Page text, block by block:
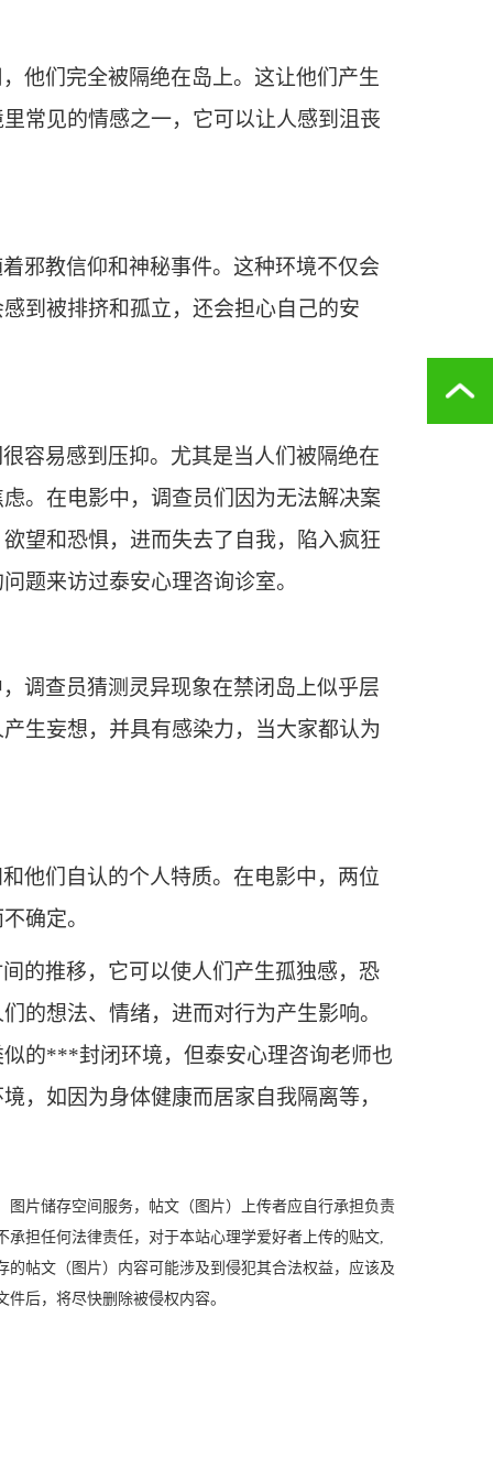
他们完全被隔绝在岛上。这让他们产生
常见的情感之一，它可以让人感到沮丧
邪教信仰和神秘事件。这种环境不仅会
到被排挤和孤立，还会担心自己的安
容易感到压抑。尤其是当人们被隔绝在
。在电影中，调查员们因为无法解决案
望和恐惧，进而失去了自我，陷入疯狂
题来访过泰安心理咨询诊室。
调查员猜测灵异现象在禁闭岛上似乎层
生妄想，并具有感染力，当大家都认为
他们自认的个人特质。在电影中，两位
确定。
的推移，它可以使人们产生孤独感，恐
的想法、情绪，进而对行为产生影响。
似的***封闭环境，但泰安心理咨询老师也
，如因为身体健康而居家自我隔离等，
片储存空间服务，帖文（图片）上传者应自行承担负责
担任何法律责任，对于本站心理学爱好者上传的贴文,
帖文（图片）内容可能涉及到侵犯其合法权益，应该及
后，将尽快删除被侵权内容。